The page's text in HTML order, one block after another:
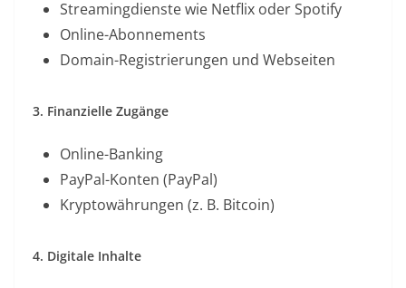
Streamingdienste wie Netflix oder Spotify
Online-Abonnements
Domain-Registrierungen und Webseiten
3. Finanzielle Zugänge
Online-Banking
PayPal-Konten (PayPal)
Kryptowährungen (z. B. Bitcoin)
4. Digitale Inhalte